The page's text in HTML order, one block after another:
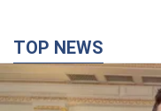
"Защита нашей